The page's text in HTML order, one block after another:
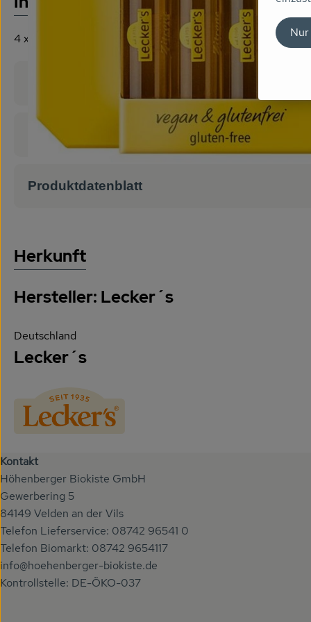
4 x 2 g, zum Backen, Leckers
Zutaten
Produktdatenblatt
Herkunft
Hersteller: Lecker´s
Deutschland
Lecker´s
Kontakt
Höhenberger Biokiste GmbH
Gewerbering 5
84149 Velden an der Vils
Telefon Lieferservice: 08742 96541 0
Telefon Biomarkt: 08742 9654117
info@hoehenberger-biokiste.de
Kontrollstelle: DE-ÖKO-037